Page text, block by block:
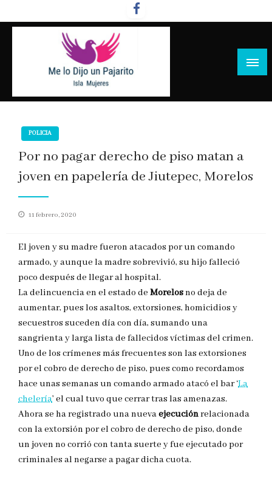
al
POLICIA
Por no pagar derecho de piso matan a
joven en papelería de Jiutepec, Morelos
Publicado
11 febrero, 2020
El joven y su madre fueron atacados por un comando
armado, y aunque la madre sobrevivió, su hijo falleció
poco después de llegar al hospital.
La delincuencia en el estado de Morelosno deja de
aumentar, pues los asaltos, extorsiones, homicidios y
secuestros suceden día con día, sumando una
sangrienta y larga lista de fallecidos víctimas del crimen.
Uno de los crímenes más frecuentes son las extorsiones
por el cobro de derecho de piso, pues como recordamos
hace unas semanas un comando armado atacó el bar ‘La
chelería’ el cual tuvo que cerrar tras las amenazas.
Ahora se ha registrado una nuevaejecuciónrelacionada
con la extorsión por el cobro de derecho de piso, donde
un joven no corrió con tanta suerte y fue ejecutado por
criminales al negarse a pagar dicha cuota.